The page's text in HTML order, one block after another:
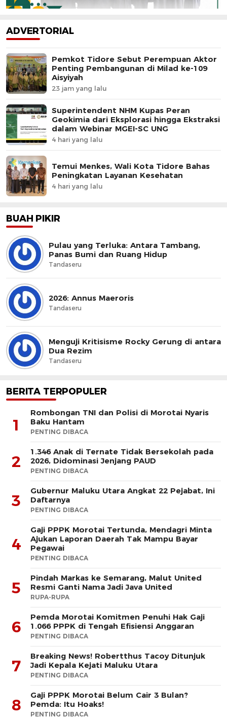
ADVERTORIAL
Pemkot Tidore Sebut Perempuan Aktor
Penting Pembangunan di Milad ke-109
Aisyiyah
23 jam yang lalu
Superintendent NHM Kupas Peran
Geokimia dari Eksplorasi hingga Ekstraksi
dalam Webinar MGEI-SC UNG
4 hari yang lalu
Temui Menkes, Wali Kota Tidore Bahas
Peningkatan Layanan Kesehatan
4 hari yang lalu
BUAH PIKIR
Pulau yang Terluka: Antara Tambang,
Panas Bumi dan Ruang Hidup
Tandaseru
2026: Annus Maeroris
Tandaseru
Menguji Kritisisme Rocky Gerung di antara
Dua Rezim
Tandaseru
BERITA TERPOPULER
1
Rombongan TNI dan Polisi di Morotai Nyaris
Baku Hantam
PENTING DIBACA
2
1.346 Anak di Ternate Tidak Bersekolah pada
2026, Didominasi Jenjang PAUD
PENTING DIBACA
3
Gubernur Maluku Utara Angkat 22 Pejabat, Ini
Daftarnya
PENTING DIBACA
4
Gaji PPPK Morotai Tertunda, Mendagri Minta
Ajukan Laporan Daerah Tak Mampu Bayar
Pegawai
PENTING DIBACA
5
Pindah Markas ke Semarang, Malut United
Resmi Ganti Nama Jadi Java United
RUPA-RUPA
6
Pemda Morotai Komitmen Penuhi Hak Gaji
1.066 PPPK di Tengah Efisiensi Anggaran
PENTING DIBACA
7
Breaking News! Robertthus Tacoy Ditunjuk
Jadi Kepala Kejati Maluku Utara
PENTING DIBACA
8
Gaji PPPK Morotai Belum Cair 3 Bulan?
Pemda: Itu Hoaks!
PENTING DIBACA